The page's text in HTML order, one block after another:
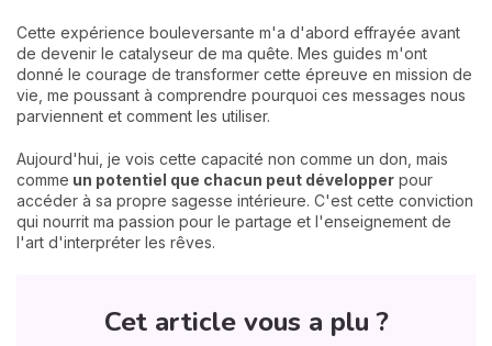
Cette expérience bouleversante m'a d'abord effrayée avant
de devenir le catalyseur de ma quête. Mes guides m'ont
donné le courage de transformer cette épreuve en mission de
vie, me poussant à comprendre pourquoi ces messages nous
parviennent et comment les utiliser.
Aujourd'hui, je vois cette capacité non comme un don, mais
comme un potentiel que chacun peut développer pour
accéder à sa propre sagesse intérieure. C'est cette conviction
qui nourrit ma passion pour le partage et l'enseignement de
l'art d'interpréter les rêves.
Cet article vous a plu ?